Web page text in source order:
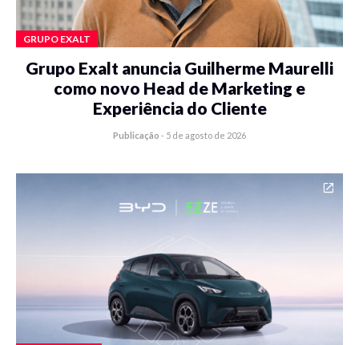
GRUPO EXALT
Grupo Exalt anuncia Guilherme Maurelli
como novo Head de Marketing e
Experiência do Cliente
Publicação - 5 de agosto de 2026